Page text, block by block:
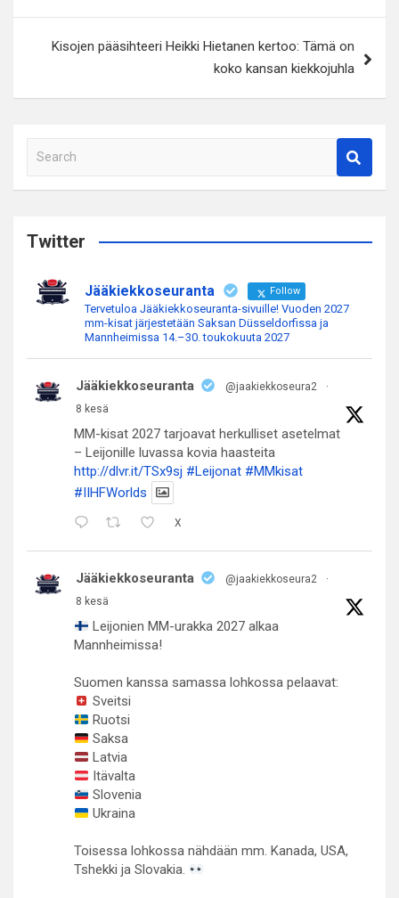
Kisojen pääsihteeri Heikki Hietanen kertoo: Tämä on
koko kansan kiekkojuhla
a
c
Twitter
Jääkiekkoseuranta Follow
Tervetuloa Jääkiekkoseuranta-sivuille! Vuoden 2027
mm-kisat järjestetään Saksan Düsseldorfissa ja
Mannheimissa 14.–30. toukokuuta 2027
Jääkiekkoseuranta @jaakiekkoseura2
·
8 kesä
MM-kisat 2027 tarjoavat herkulliset asetelmat
– Leijonille luvassa kovia haasteita
http://dlvr.it/TSx9sj #Leijonat #MMkisat
#IIHFWorlds
X
Jääkiekkoseuranta @jaakiekkoseura2
·
8 kesä
Leijonien MM-urakka 2027 alkaa
Mannheimissa!
Suomen kanssa samassa lohkossa pelaavat:
Sveitsi
Ruotsi
Saksa
Latvia
Itävalta
Slovenia
Ukraina
Toisessa lohkossa nähdään mm. Kanada, USA,
Tshekki ja Slovakia.